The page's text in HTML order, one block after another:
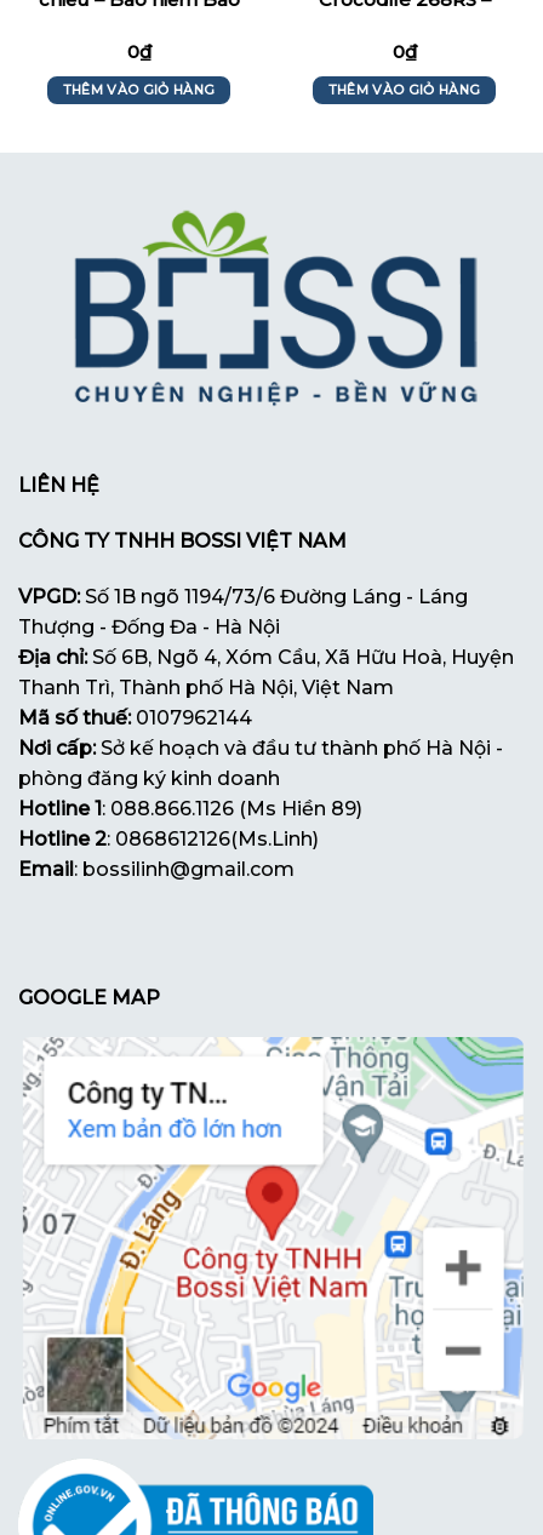
0₫
THÊM VÀO GIỎ HÀNG
0₫
THÊM VÀO GIỎ HÀNG
LIÊN HỆ
CÔNG TY TNHH BOSSI VIỆT NAM
VPGD:Số 1B ngõ 1194/73/6 Đường Láng - Láng
Thượng - Đống Đa - Hà Nội
Địa chỉ:Số 6B, Ngõ 4, Xóm Cầu, Xã Hữu Hoà, Huyện
Thanh Trì, Thành phố Hà Nội, Việt Nam
Mã số thuế:0107962144
Nơi cấp:Sở kế hoạch và đầu tư thành phố Hà Nội -
phòng đăng ký kinh doanh
Hotline 1: 088.866.1126 (Ms Hiền 89)
Hotline 2: 0868612126(Ms.Linh)
Email: bossilinh@gmail.com
GOOGLE MAP